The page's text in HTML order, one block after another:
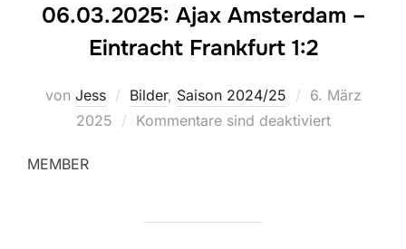
06.03.2025: Ajax Amsterdam –
Eintracht Frankfurt 1:2
von Jess Bilder, Saison 2024/25
Veröffentlicht
am
6. März
2025
Kommentare sind deaktiviert
MEMBER